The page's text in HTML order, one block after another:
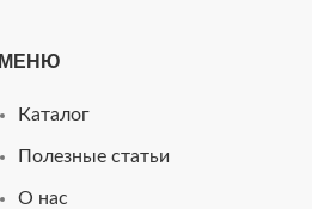
МЕНЮ
Каталог
Полезные статьи
О нас